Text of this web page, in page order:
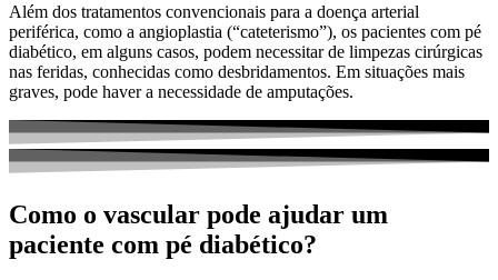
Além dos tratamentos convencionais para a doença arterial
periférica, como a angioplastia (“cateterismo”), os pacientes com pé
diabético, em alguns casos, podem necessitar de limpezas cirúrgicas
nas feridas, conhecidas como desbridamentos. Em situações mais
graves, pode haver a necessidade de amputações.
Como o vascular pode ajudar um
paciente com pé diabético?